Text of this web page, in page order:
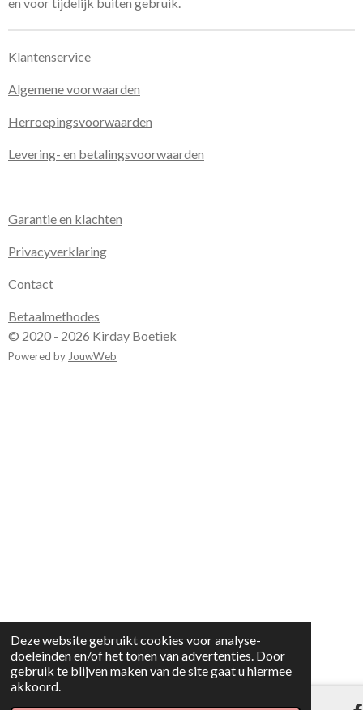
Deze website gebruikt cookies voor analyse-
doeleinden en/of het tonen van advertenties. Door
gebruik te blijven maken van de site gaat u hiermee
akkoord.
Klantenservice
Algemene voorwaarden
Herroepingsvoorwaarden
Levering- en betalingsvoorwaarden
Garantie en klachten
Privacyverklaring
Contact
Betaalmethodes
© 2020 - 2026 Kirday Boetiek
Powered by JouwWeb